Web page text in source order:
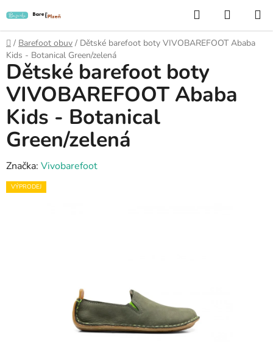
na
obsah
Hledat
KOŠÍK
Domů
/ Barefoot obuv / Dětské barefoot boty VIVOBAREFOOT Ababa
Kids - Botanical Green/zelená
Dětské barefoot boty
VIVOBAREFOOT Ababa
Kids - Botanical
Green/zelená
Značka: Vivobarefoot
VÝPRODEJ